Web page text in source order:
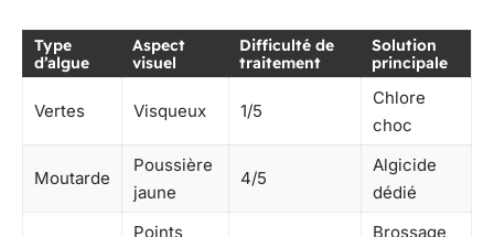
Type
d’algue
Aspect
visuel
Difficulté de
traitement
Solution
principale
Vertes Visqueux 1/5
Chlore
choc
Moutarde
Poussière
jaune
4/5
Algicide
dédié
Points
Brossage